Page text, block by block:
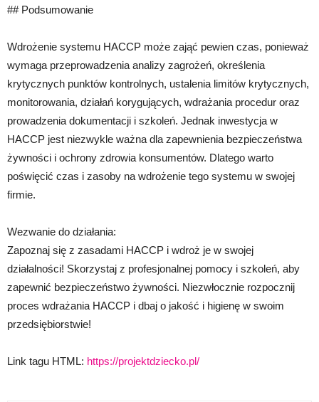
## Podsumowanie
Wdrożenie systemu HACCP może zająć pewien czas, ponieważ
wymaga przeprowadzenia analizy zagrożeń, określenia
krytycznych punktów kontrolnych, ustalenia limitów krytycznych,
monitorowania, działań korygujących, wdrażania procedur oraz
prowadzenia dokumentacji i szkoleń. Jednak inwestycja w
HACCP jest niezwykle ważna dla zapewnienia bezpieczeństwa
żywności i ochrony zdrowia konsumentów. Dlatego warto
poświęcić czas i zasoby na wdrożenie tego systemu w swojej
firmie.
Wezwanie do działania:
Zapoznaj się z zasadami HACCP i wdroż je w swojej
działalności! Skorzystaj z profesjonalnej pomocy i szkoleń, aby
zapewnić bezpieczeństwo żywności. Niezwłocznie rozpocznij
proces wdrażania HACCP i dbaj o jakość i higienę w swoim
przedsiębiorstwie!
Link tagu HTML: https://projektdziecko.pl/